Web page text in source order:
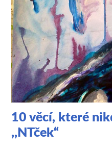
10 věcí, které
,,NTček“